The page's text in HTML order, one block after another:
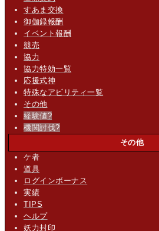
すあま交換
御伽録報酬
イベント報酬
競売
協力
協力特効一覧
応援式神
特殊なアビリティ一覧
その他
経験値?
機関討伐?
その他
ケ者
道具
ログインボーナス
実績
TIPS
ヘルプ
妖力封印